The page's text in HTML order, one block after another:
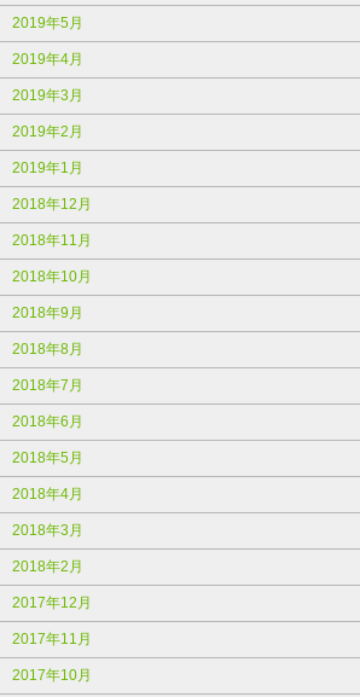
2019年5月
2019年4月
2019年3月
2019年2月
2019年1月
2018年12月
2018年11月
2018年10月
2018年9月
2018年8月
2018年7月
2018年6月
2018年5月
2018年4月
2018年3月
2018年2月
2017年12月
2017年11月
2017年10月